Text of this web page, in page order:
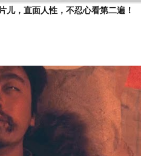
儿，直面人性，不忍心看第二遍！